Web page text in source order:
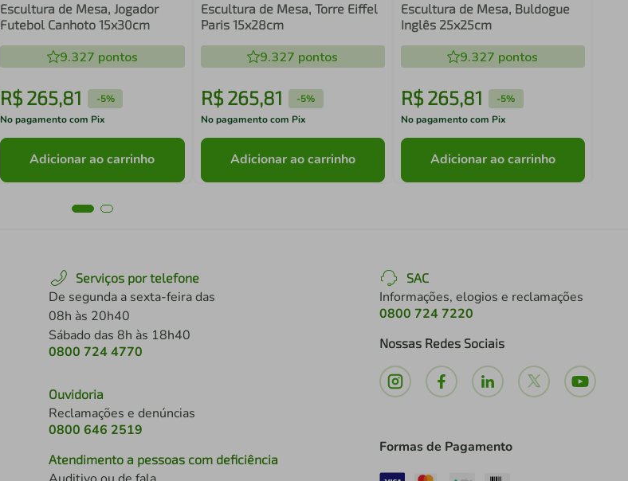
Escultura de Mesa, Jogador
Futebol Canhoto 15x30cm
9.327 pontos
R$265,81 -5%
No pagamento com Pix
Adicionar ao carrinho
Escultura de Mesa, Torre Eiffel
Paris 15x28cm
9.327 pontos
R$ 265,81 -5%
No pagamento com Pix
Adicionar ao carrinho
Escultura de Mesa, Buldogue
Inglês 25x25cm
9.327 pontos
R$ 265,81 -5%
No pagamento com Pix
Adicionar ao carrinho
Serviços por telefone
De segunda a sexta-feira das
08h às 20h40
Sábado das 8h às 18h40
0800 724 4770
Ouvidoria
Reclamações e denúncias
0800 646 2519
Atendimento a pessoas com deficiência
SAC
Informações, elogios e reclamações
0800 724 7220
Nossas Redes Sociais
Formas de Pagamento